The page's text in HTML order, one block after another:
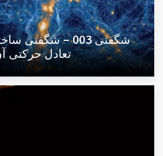
شگفتی 003 –
تعادل حرکتی